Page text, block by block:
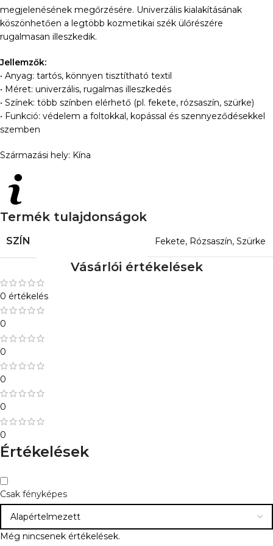
megjelenésének megőrzésére. Univerzális kialakításának
köszönhetően a legtöbb kozmetikai szék ülőrészére
rugalmasan illeszkedik.
Jellemzők:
• Anyag: tartós, könnyen tisztítható textil
• Méret: univerzális, rugalmas illeszkedés
• Színek: több színben elérhető (pl. fekete, rózsaszín, szürke)
• Funkció: védelem a foltokkal, kopással és szennyeződésekkel
szemben
Származási hely: Kína
Termék tulajdonságok
SZÍN Fekete, Rózsaszín, Szürke
Vásárlói értékelések
0 értékelés
0
0
0
0
0
Értékelések
Csak fényképes
Még nincsenek értékelések.